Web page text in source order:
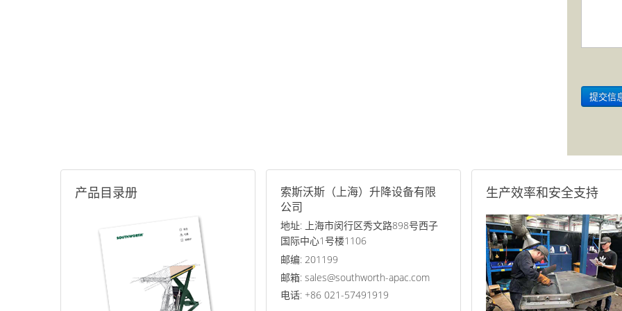
产品目录册
索斯沃斯（上海）升降设备有限
公司
地址: 上海市闵行区秀文路898号西子
国际中心1号楼1106
邮编: 201199
邮箱: sales@southworth-apac.com
电话: +86 021-57491919
生产效率和安全支持